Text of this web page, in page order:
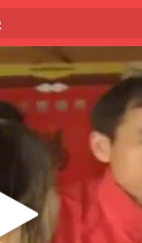
蓝海
国公开赛
“撤回”你的撤回了！
服务费
，你接受吗？
伤
提价
责人回应